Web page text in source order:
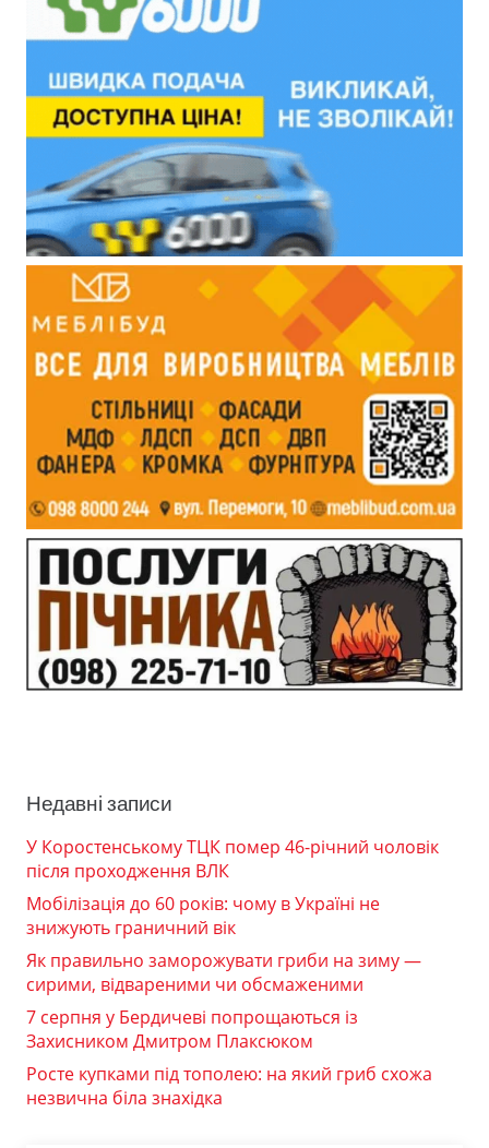
Недавні записи
У Коростенському ТЦК помер 46-річний чоловік
після проходження ВЛК
Мобілізація до 60 років: чому в Україні не
знижують граничний вік
Як правильно заморожувати гриби на зиму —
сирими, відвареними чи обсмаженими
7 серпня у Бердичеві попрощаються із
Захисником Дмитром Плаксюком
Росте купками під тополею: на який гриб схожа
незвична біла знахідка